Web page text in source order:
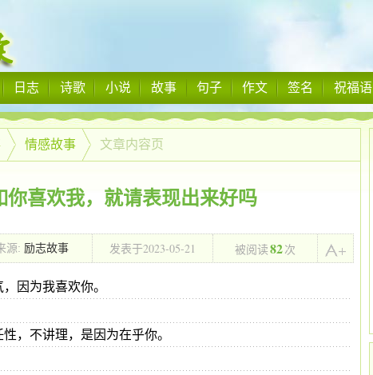
日志 诗歌 小说 故事 句子 作文 签名 祝福语
情感故事 文章内容页
你喜欢我，就请表现出来好吗
源: 励志故事 发表于2023-05-21
被阅读82次
因为我喜欢你。
，不讲理，是因为在乎你。